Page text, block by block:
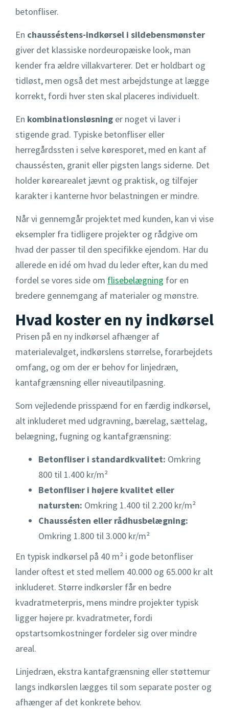
betonfliser.
En chausséstens-indkørsel i sildebensmønster
giver det klassiske nordeuropæiske look, man
kender fra ældre villakvarterer. Det er holdbart og
tidløst, men også det mest arbejdstunge at lægge
korrekt, fordi hver sten skal placeres individuelt.
En kombinationsløsning er noget vi laver i
stigende grad. Typiske betonfliser eller
herregårdssten i selve køresporet, med en kant af
chaussésten, granit eller pigsten langs siderne. Det
holder kørearealet jævnt og praktisk, og tilføjer
karakter i kanterne hvor belastningen er mindre.
Når vi gennemgår projektet med kunden, kan vi vise
eksempler fra tidligere projekter og rådgive om
hvad der passer til den specifikke ejendom. Har du
allerede en idé om hvad du leder efter, kan du med
fordel se vores side om flisebelægning for en
bredere gennemgang af materialer og mønstre.
Hvad koster en ny indkørsel
Prisen på en ny indkørsel afhænger af
materialevalget, indkørslens størrelse, forarbejdets
omfang, og om der er behov for linjedræn,
kantafgrænsning eller niveautilpasning.
Som vejledende prisspænd for en færdig indkørsel,
alt inkluderet med udgravning, bærelag, sættelag,
belægning, fugning og kantafgrænsning:
Betonfliser i standardkvalitet: Omkring
800 til 1.400 kr/m²
Betonfliser i højere kvalitet eller
natursten: Omkring 1.400 til 2.200 kr/m²
Chaussésten eller rådhusbelægning:
Omkring 1.800 til 3.000 kr/m²
En typisk indkørsel på 40 m² i gode betonfliser
lander oftest et sted mellem 40.000 og 65.000 kr alt
inkluderet. Større indkørsler får en bedre
kvadratmeterpris, mens mindre projekter typisk
ligger højere pr. kvadratmeter, fordi
opstartsomkostninger fordeler sig over mindre
areal.
Linjedræn, ekstra kantafgrænsning eller støttemur
langs indkørslen lægges til som separate poster og
afhænger af det konkrete behov.